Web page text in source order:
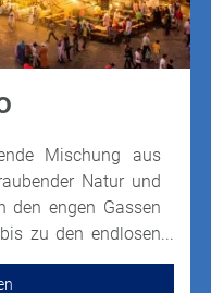
Mischung aus
Natur und
den engen Gassen
zu den endlosen
afrikanische Land
unvergessliche